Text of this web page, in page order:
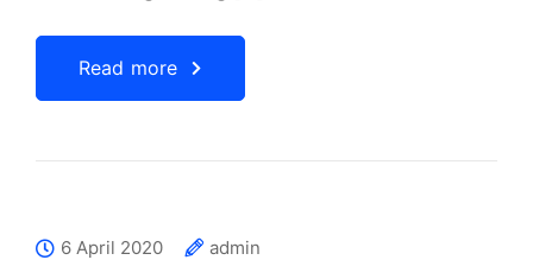
Read more
6 April 2020 admin